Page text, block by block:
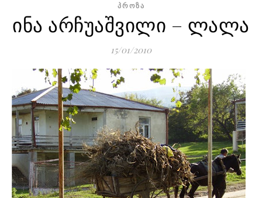
ᲞᲠᲝᲖᲐ
ინა არჩუაშვილი – ლალა
15/01/2010